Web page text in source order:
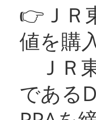
👉ＪＲ
値を購
ＪＲ
である